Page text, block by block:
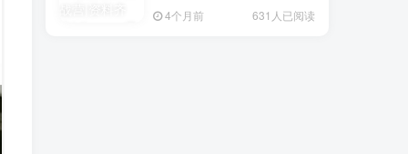
4个月前 631人已阅读